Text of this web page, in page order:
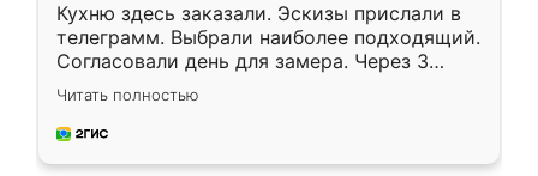
Кухню здесь заказали. Эскизы прислали в
телеграмм. Выбрали наиболее подходящий.
Согласовали день для замера. Через 3
недели кухня была уже готова. Остались
довольны работой. Спасибо Ренессанс
мебель за качественную работу!
Читать полностью